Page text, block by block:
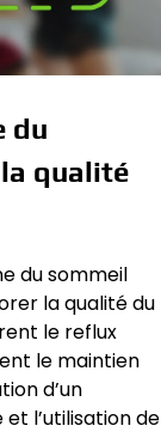
du
qualité
du sommeil
la qualité du
le reflux
le maintien
d’un
l’utilisation de